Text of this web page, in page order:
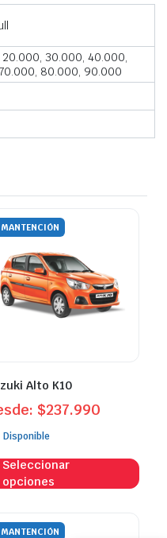
30.000, 40.000,
80.000, 90.000
MANTENCIÓN
Alto K10
$237.990
Disponible
Seleccionar
opciones
MANTENCIÓN